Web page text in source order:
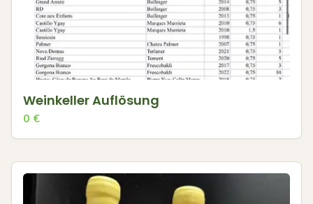
Weinkeller Auflösung
0 €